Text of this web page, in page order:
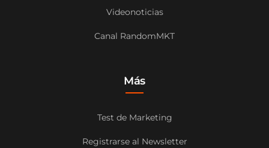
Videonoticias
Canal RandomMKT
Más
Test de Marketing
Registrarse al Newsletter